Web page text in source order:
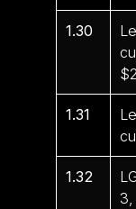
1.30
1.31
1.32